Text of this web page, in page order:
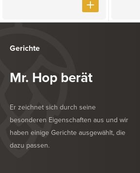
Gerichte
Mr. Hop berät
Er zeichnet sich durch seine
besonderen Eigenschaften aus und wir
haben einige Gerichte ausgewählt, die
dazu passen.
KÖSTLICH ZU